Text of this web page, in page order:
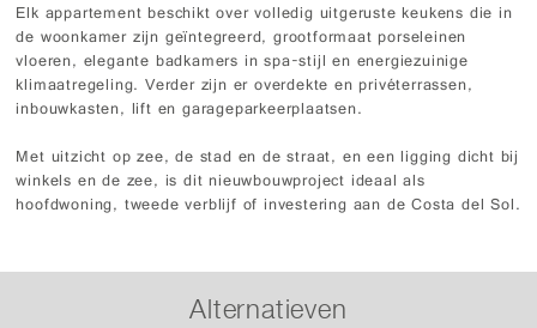
Elk appartement beschikt over volledig uitgeruste keukens die in
de woonkamer zijn geïntegreerd, grootformaat porseleinen
vloeren, elegante badkamers in spa-stijl en energiezuinige
klimaatregeling. Verder zijn er overdekte en privéterrassen,
inbouwkasten, lift en garageparkeerplaatsen.
Met uitzicht op zee, de stad en de straat, en een ligging dicht bij
winkels en de zee, is dit nieuwbouwproject ideaal als
hoofdwoning, tweede verblijf of investering aan de Costa del Sol.
Alternatieven